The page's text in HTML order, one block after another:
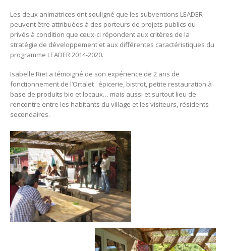
Les deux animatrices ont souligné que les subventions LEADER
peuvent être attribuées à des porteurs de projets publics ou
privés à condition que ceux-ci répondent aux critères de la
stratégie de développement et aux différentes caractéristiques du
programme LEADER 2014-2020.
Isabelle Riet a témoigné de son expérience de 2 ans de
fonctionnement de l’Ortalet : épicerie, bistrot, petite restauration à
base de produits bio et locaux… mais aussi et surtout lieu de
rencontre entre les habitants du village et les visiteurs, résidents
secondaires.